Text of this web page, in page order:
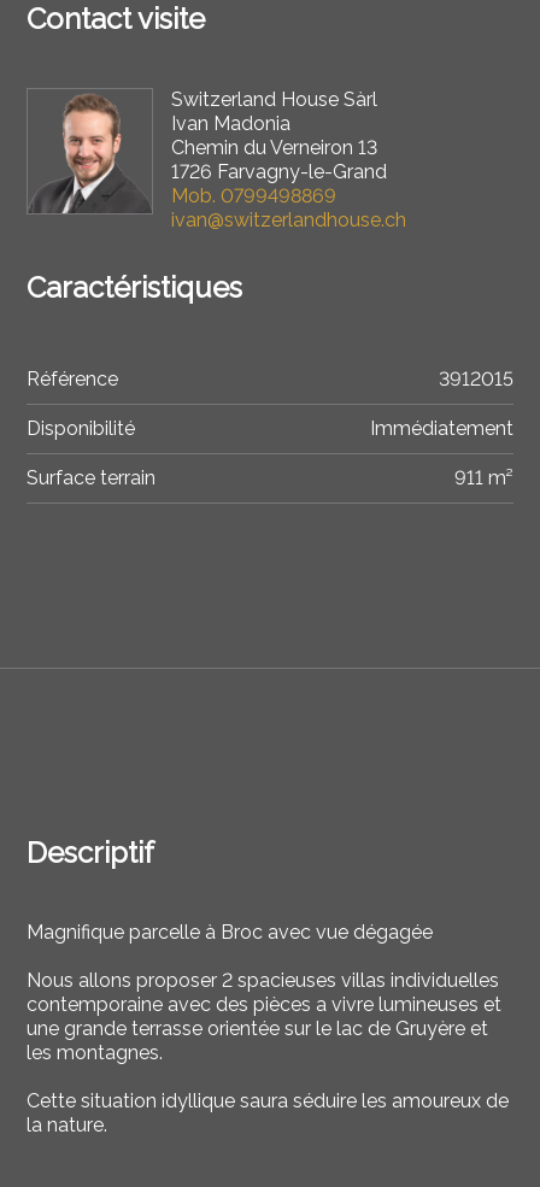
Descriptif
Magnifique parcelle à Broc avec vue dégagée
Nous allons proposer 2 spacieuses villas individuelles
contemporaine avec des pièces a vivre lumineuses et
une grande terrasse orientée sur le lac de Gruyère et
les montagnes.
Cette situation idyllique saura séduire les amoureux de
la nature.
Contact visite
Switzerland House Sàrl
Ivan Madonia
Chemin du Verneiron 13
1726 Farvagny-le-Grand
Mob. 0799498869
ivan@switzerlandhouse.ch
Caractéristiques
Référence 3912015
Disponibilité Immédiatement
Surface terrain 911 m²